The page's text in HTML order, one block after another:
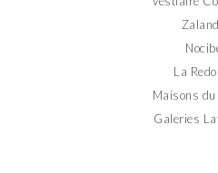
La
Maisons du
Galeries